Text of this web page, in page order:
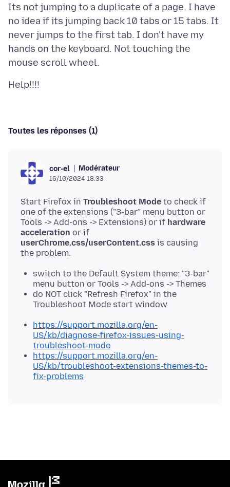
Its not jumping to a duplicate of a page. I have
no idea if its jumping back 10 tabs or 15 tabs. It
never jumps to the first tab. I don't have my
hands on the keyboard. Not touching the
Toutes les réponses (1)
cor-el Modérateur
16/10/2024 18:33
Start Firefox in Troubleshoot Mode to check if
one of the extensions ("3-bar" menu button or
Tools -> Add-ons -> Extensions) or if hardware
acceleration or if
userChrome.css/userContent.css is causing
switch to the Default System theme: "3-bar"
menu button or Tools -> Add-ons -> Themes
do NOT click "Refresh Firefox" in the
Troubleshoot Mode start window
https://support.mozilla.org/en-
US/kb/diagnose-firefox-issues-using-
troubleshoot-mode
https://support.mozilla.org/en-
US/kb/troubleshoot-extensions-themes-to-
fix-problems